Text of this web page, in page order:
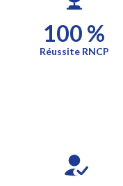
100 %
Réussite RNCP